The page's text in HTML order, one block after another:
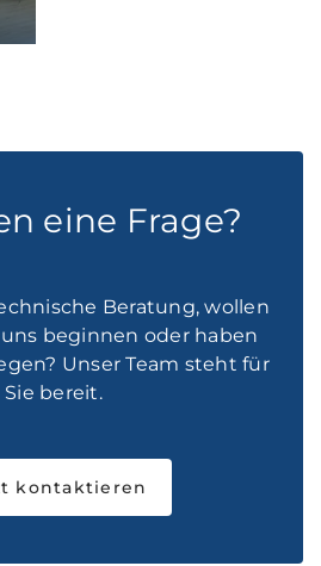
eine Frage?
Beratung, wollen
beginnen oder haben
Unser Team steht für
Sie bereit.
kontaktieren